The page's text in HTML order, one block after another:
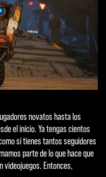
novatos hasta los
el inicio. Ya tengas cientos
si tienes tantos seguidores
parte de lo que hace que
videojuegos. Entonces,